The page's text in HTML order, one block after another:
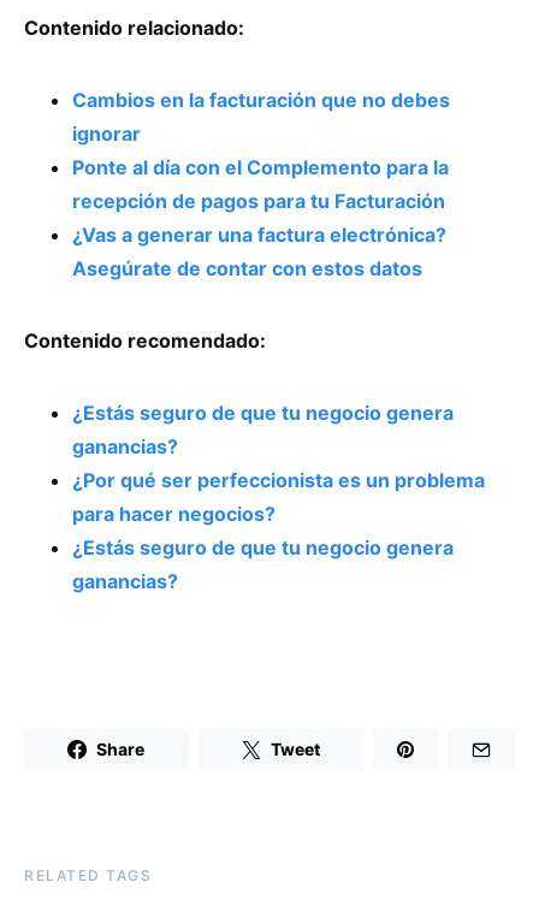
Contenido relacionado:
Cambios en la facturación que no debes
ignorar
Ponte al día con el Complemento para la
recepción de pagos para tu Facturación
¿Vas a generar una factura electrónica?
Asegúrate de contar con estos datos
Contenido recomendado:
¿Estás seguro de que tu negocio genera
ganancias?
¿Por qué ser perfeccionista es un problema
para hacer negocios?
¿Estás seguro de que tu negocio genera
ganancias?
Share Tweet
RELATED TAGS